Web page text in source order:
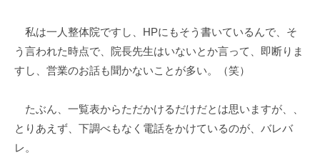
私は一人整体院ですし、HPにもそう書いているんで、そ
う言われた時点で、院長先生はいないとか言って、即断りま
すし、営業のお話も聞かないことが多い。（笑）
たぶん、一覧表からただかけるだけだとは思いますが、、
とりあえず、下調べもなく電話をかけているのが、バレバ
レ。